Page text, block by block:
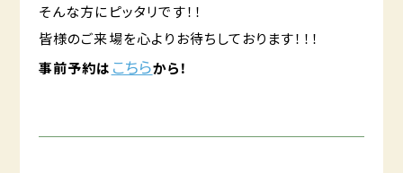
そんな方にピッタリです！！
皆様のご来場を心よりお待ちしております！！！
事前予約は こちらから！